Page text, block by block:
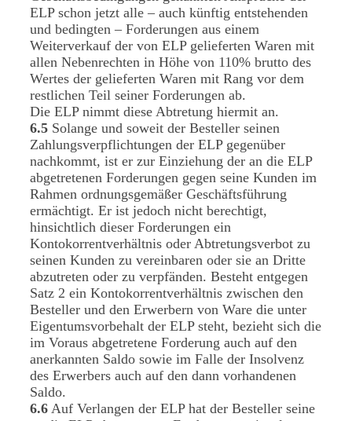
ELP schon jetzt alle – auch künftig entstehenden
und bedingten – Forderungen aus einem
Weiterverkauf der von ELP gelieferten Waren mit
allen Nebenrechten in Höhe von 110% brutto des
Wertes der gelieferten Waren mit Rang vor dem
restlichen Teil seiner Forderungen ab.
Die ELP nimmt diese Abtretung hiermit an.
6.5 Solange und soweit der Besteller seinen
Zahlungsverpflichtungen der ELP gegenüber
nachkommt, ist er zur Einziehung der an die ELP
abgetretenen Forderungen gegen seine Kunden im
Rahmen ordnungsgemäßer Geschäftsführung
ermächtigt. Er ist jedoch nicht berechtigt,
hinsichtlich dieser Forderungen ein
Kontokorrentverhältnis oder Abtretungsverbot zu
seinen Kunden zu vereinbaren oder sie an Dritte
abzutreten oder zu verpfänden. Besteht entgegen
Satz 2 ein Kontokorrentverhältnis zwischen den
Besteller und den Erwerbern von Ware die unter
Eigentumsvorbehalt der ELP steht, bezieht sich die
im Voraus abgetretene Forderung auch auf den
anerkannten Saldo sowie im Falle der Insolvenz
des Erwerbers auch auf den dann vorhandenen
Saldo.
6.6 Auf Verlangen der ELP hat der Besteller seine